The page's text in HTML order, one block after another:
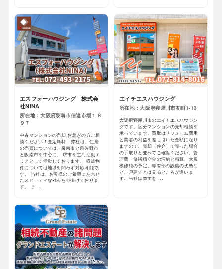
エスフォーハウジング 株式会
社NINA
所在地：大阪府泉南市信達市場１８
９７
中古マンションの売却 お急ぎの方ご相
談ください！査定無料 弊社は、住居
の売買については、泉南市と泉佐野市
と阪南市を中心に、 堺市を主な活動エ
リアとして活動しております。 収益物
件については地域を問わず対応可能で
す。 当社は、お客様のご希望にあわせ
たスピーディな対応を心掛けておりま
す。 ま ...
エイチエスハウジング
所在地：大阪府寝屋川市初町1-13
大阪府寝屋川市のエイチエスハウジン
グです。区分マンションの売却相談を
承っています。買取はリフォーム費用
と業者の利益を差し引いた金額になり
ますので、売却（仲介）で売った場合
の手取りと並べてご確認ください。管
理費・修繕積立金の滞納と精算、大規
模修繕の予定、専有部の設備の状態な
ど、戸建てとは見るところが違いま
す。当社は買主を ...